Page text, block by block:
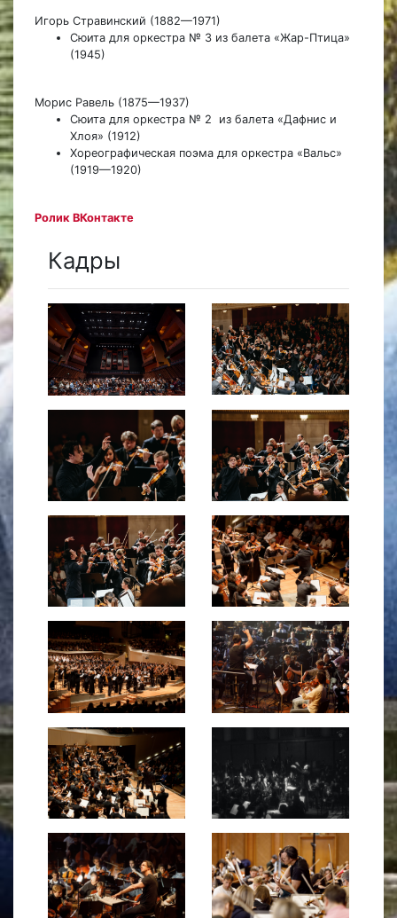
Игорь Стравинский (1882—1971)
Сюита для оркестра № 3 из балета «Жар-Птица»
(1945)
Морис Равель (1875—1937)
Сюита для оркестра № 2 из балета «Дафнис и
Хлоя» (1912)
Хореографическая поэма для оркестра «Вальс»
(1919—1920)
Ролик ВКонтакте
Кадры